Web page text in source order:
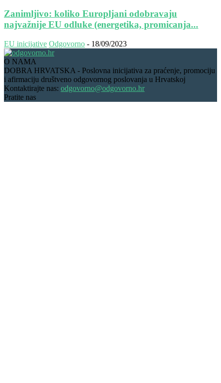
Zanimljivo: koliko Europljani odobravaju
najvažnije EU odluke (energetika, promicanja...
EU inicijative Odgovorno - 18/09/2023
O NAMA
DOBRA HRVATSKA - Poslovna inicijativa za praćenje, promociju
i afirmaciju društveno odgovornog poslovanja u Hrvatskoj
Kontaktirajte nas: odgovorno@odgovorno.hr
Pratite nas